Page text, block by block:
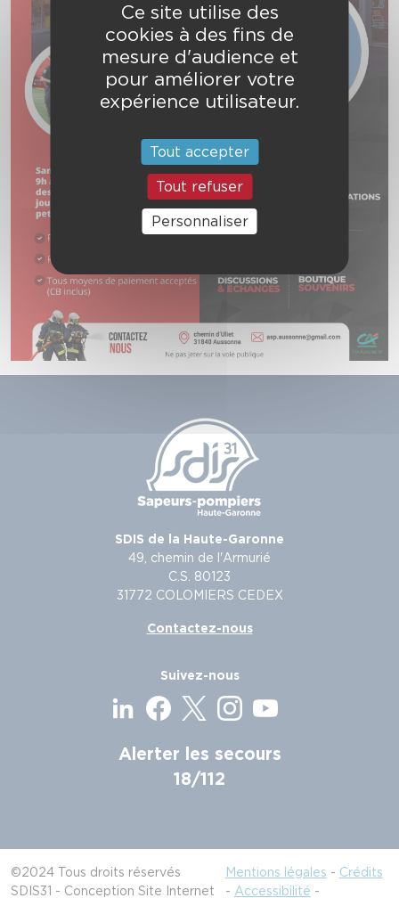
SDIS de la Haute-Garonne
49, chemin de l'Armurié
C.S. 80123
31772 COLOMIERS CEDEX
Contactez-nous
Suivez-nous
Alerter les secours
18/112
©2024 Tous droits réservés
SDIS31 - Conception Site Internet
Mentions légales - Crédits
- Accessibilité -
Ce site utilise des
cookies à des fins de
mesure d'audience et
pour améliorer votre
expérience utilisateur.
Tout accepter
Tout refuser
Personnaliser